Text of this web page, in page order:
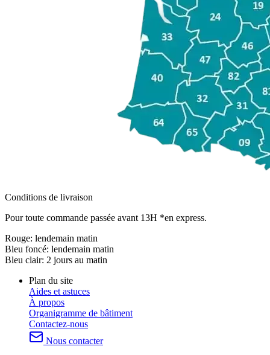
Conditions de livraison
Pour toute commande passée avant 13H *en express.
Rouge: lendemain matin
Bleu foncé: lendemain matin
Bleu clair: 2 jours au matin
Plan du site
Aides et astuces
À propos
Organigramme de bâtiment
Contactez-nous
Nous contacter